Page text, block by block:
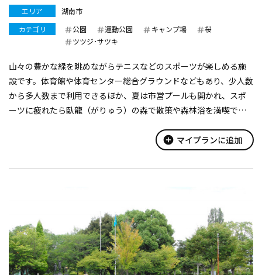
エリア
湖南市
カテゴリ
公園 運動公園 キャンプ場
桜
ツツジ･サツキ
山々の豊かな緑を眺めながらテニスなどのスポーツが楽しめる施
設です。体育館や体育センター総合グラウンドなどもあり、少人数
から多人数まで利用できるほか、夏は市営プールも開かれ、スポ
ーツに疲れたら臥龍（がりゅう）の森で散策や森林浴を満喫でき
add_circle マイプランに追加